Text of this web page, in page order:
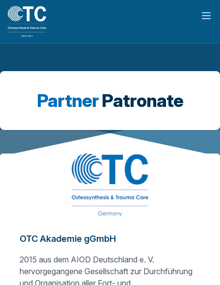
PartnerPatronate
OTC Akademie gGmbH
2015 aus dem AIOD Deutschland e. V.
hervorgegangene Gesellschaft zur Durchführung
und Organisation aller Fort- und